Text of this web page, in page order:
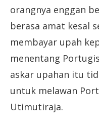
orangnya enggan
berasa amat kesal
membayar upah
menentang
askar upahan itu
untuk melawan
Utimutiraja.